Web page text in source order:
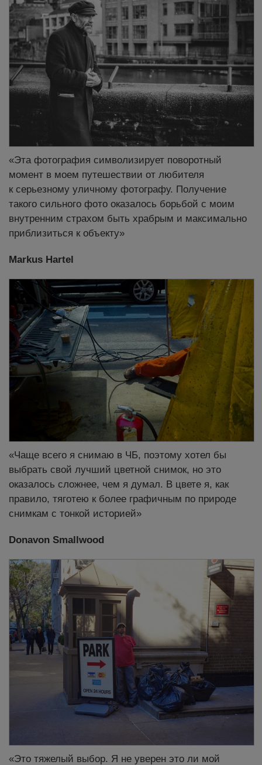
«Эта фотография символизирует поворотный
момент в моем путешествии от любителя
к серьезному уличному фотографу. Получение
такого сильного фото оказалось борьбой с моим
внутренним страхом быть храбрым и максимально
приблизиться к объекту»
Markus Hartel
«Чаще всего я снимаю в ЧБ, поэтому хотел бы
выбрать свой лучший цветной снимок, но это
оказалось сложнее, чем я думал. В цвете я, как
правило, тяготею к более графичным по природе
снимкам с тонкой историей»
Donavon Smallwood
«Это тяжелый выбор. Я не уверен это ли мой